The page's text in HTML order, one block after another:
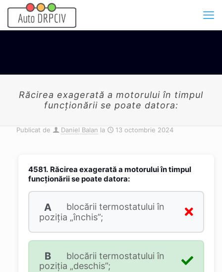
Răcirea exagerată a motorului în timpul
funcționării se poate datora:
Publicat de Daniel Balan la 13 octombrie 2024
4581. Răcirea exagerată a motorului în timpul
funcționării se poate datora:
A
blocării termostatului în
poziția „închis”;
B
blocării termostatului în
poziția „deschis”;